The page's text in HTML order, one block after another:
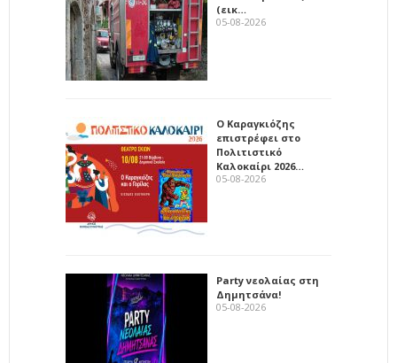
(εικ…
05-08-2026
Ο Καραγκιόζης
επιστρέφει στο
Πολιτιστικό
Καλοκαίρι 2026…
05-08-2026
Party νεολαίας στη
Δημητσάνα!
05-08-2026